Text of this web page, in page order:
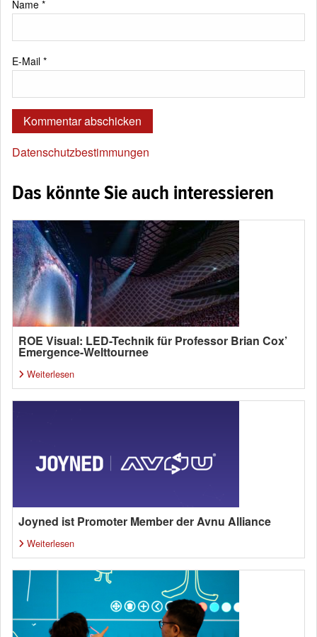
Name *
E-Mail *
Datenschutzbestimmungen
Das könnte Sie auch interessieren
ROE Visual: LED-Technik für Professor Brian Cox’
Emergence-Welttournee
Weiterlesen
Joyned ist Promoter Member der Avnu Alliance
Weiterlesen